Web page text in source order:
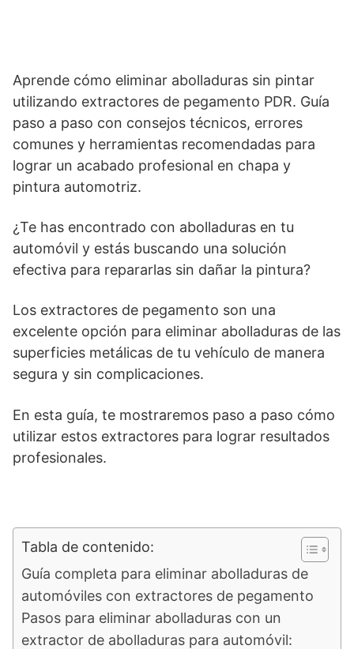
Aprende cómo eliminar abolladuras sin pintar
utilizando extractores de pegamento PDR. Guía
paso a paso con consejos técnicos, errores
comunes y herramientas recomendadas para
lograr un acabado profesional en chapa y
pintura automotriz.
¿Te has encontrado con abolladuras en tu
automóvil y estás buscando una solución
efectiva para repararlas sin dañar la pintura?
Los extractores de pegamento son una
excelente opción para eliminar abolladuras de las
superficies metálicas de tu vehículo de manera
segura y sin complicaciones.
En esta guía, te mostraremos paso a paso cómo
utilizar estos extractores para lograr resultados
profesionales.
Tabla de contenido:
Guía completa para eliminar abolladuras de
automóviles con extractores de pegamento
Pasos para eliminar abolladuras con un
extractor de abolladuras para automóvil: